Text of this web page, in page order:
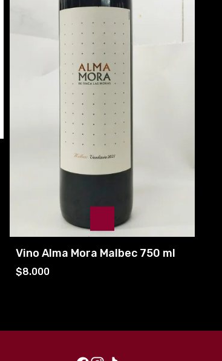
Vino Alma Mora Malbec 750 ml
$8.000